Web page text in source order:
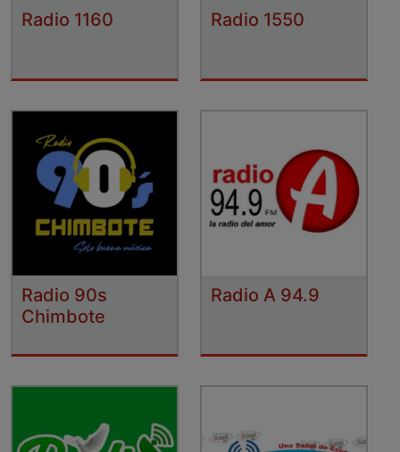
Radio 1160 Radio 1550
Radio 90s
Chimbote
Radio A 94.9